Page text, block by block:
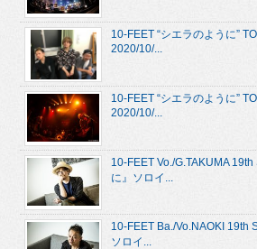
10-FEET “シエラのように”
2020/10/...
10-FEET “シエラのように”
2020/10/...
10-FEET Vo./G.TAKUMA
に』ソロイ...
10-FEET Ba./Vo.NAOKI 19th
ソロイ...